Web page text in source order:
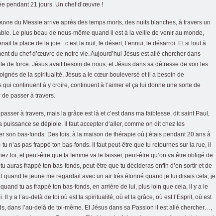
pendant 21 jours. Un chef d’œuvre !
du Messie arrive après des temps morts, des nuits blanches, à travers un
Le plus beau de nous-même quand il est à la veille de venir au monde,
la place de la joie : c’est la nuit, le désert, l’ennui, le désarroi. Et si tout à
du chef d’œuvre de notre vie. Aujourd’hui Jésus est allé chercher dans
de force. Jésus avait besoin de nous, et Jésus dans sa détresse de voir les
de la spiritualité, Jésus a le cœur bouleversé et il a besoin de
continuent à y croire, continuent à l’aimer et ça lui donne une sorte de
passer à travers.
à travers, mais la grâce est là et c’est dans ma faiblesse, dit saint Paul,
se déploie. Il faut accepter d’aller, comme on dit chez les
son bas-fonds. Des fois, à la maison de thérapie où j’étais pendant 20 ans à
n’as pas frappé ton bas-fonds. Il faut peut-être que tu retournes sur la rue, il
toi, et peut-être que ta femme va te laisser, peut-être qu’on va être obligé de
auras frappé ton bas-fonds, peut-être que tu décideras enfin d’en sortir et de
quand le jeune me regardait avec un air très étonné quand je lui disais cela, je
tu as frappé ton bas-fonds, en arrière de lui, plus loin que cela, il y a le
Il y a l’au-delà de toi où est ta spiritualité, où et la grâce, où est l’Esprit, où est
dans l’au-delà de toi-même. Et Jésus dans sa Passion il est allé chercher…,